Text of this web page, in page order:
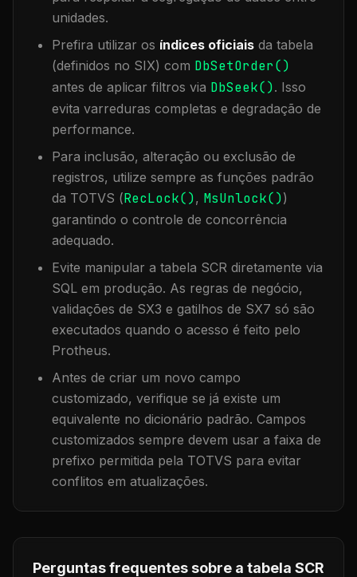
unidades.
Prefira utilizar os índices oficiais da tabela
(definidos no SIX) com DbSetOrder()
antes de aplicar filtros via DbSeek(). Isso
evita varreduras completas e degradação de
performance.
Para inclusão, alteração ou exclusão de
registros, utilize sempre as funções padrão
da TOTVS (RecLock(), MsUnlock())
garantindo o controle de concorrência
adequado.
Evite manipular a tabela SCR diretamente via
SQL em produção. As regras de negócio,
validações de SX3 e gatilhos de SX7 só são
executados quando o acesso é feito pelo
Protheus.
Antes de criar um novo campo
customizado, verifique se já existe um
equivalente no dicionário padrão. Campos
customizados sempre devem usar a faixa de
prefixo permitida pela TOTVS para evitar
conflitos em atualizações.
Perguntas frequentes sobre a tabela SCR